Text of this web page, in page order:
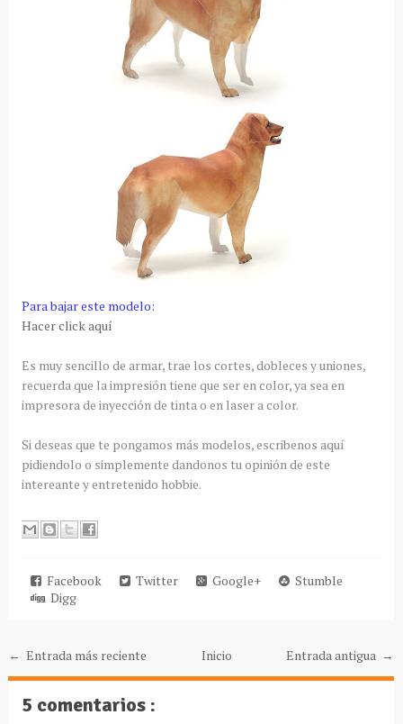
Para bajar este modelo:
Hacer click aquí
Es muy sencillo de armar, trae los cortes, dobleces y uniones,
recuerda que la impresión tiene que ser en color, ya sea en
impresora de inyección de tinta o en laser a color.
Si deseas que te pongamos más modelos, escribenos aquí
pidiendolo o simplemente dandonos tu opinión de este
intereante y entretenido hobbie.
Facebook Twitter Google+
Stumble
Digg
← Entrada más reciente Entrada antigua →
Inicio
5 comentarios :